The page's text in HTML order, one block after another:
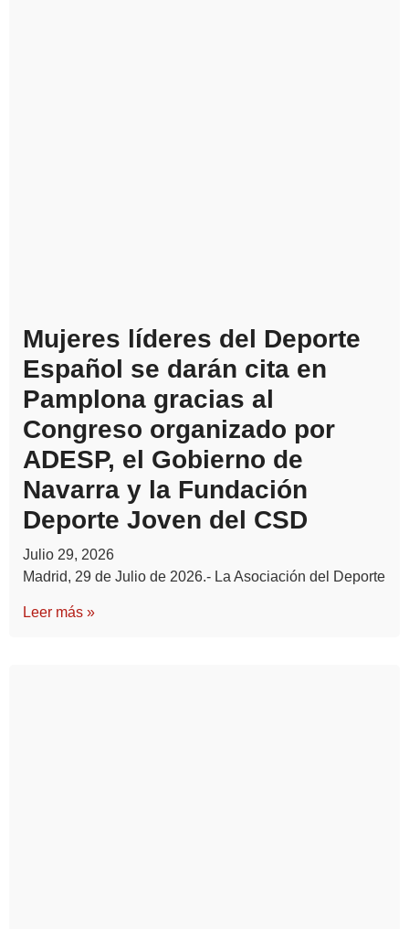
Mujeres líderes del Deporte
Español se darán cita en
Pamplona gracias al
Congreso organizado por
ADESP, el Gobierno de
Navarra y la Fundación
Deporte Joven del CSD
Julio 29, 2026
Madrid, 29 de Julio de 2026.- La Asociación del Deporte
Leer más »